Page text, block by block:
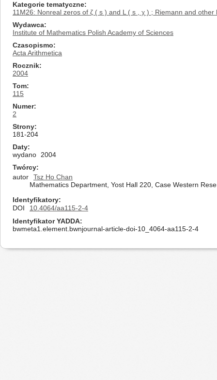
Kategorie tematyczne
11M26: Nonreal zeros of ζ ( s ) and L ( s , χ ) ; Riemann and other
Wydawca
Institute of Mathematics Polish Academy of Sciences
Czasopismo
Acta Arithmetica
Rocznik
2004
Tom
115
Numer
2
Strony
181-204
Daty
wydano
2004
Twórcy
autor
Tsz Ho Chan
Mathematics Department, Yost Hall 220, Case Western
Identyfikatory
DOI
10.4064/aa115-2-4
Identyfikator YADDA
bwmeta1.element.bwnjournal-article-doi-10_4064-aa115-2-4